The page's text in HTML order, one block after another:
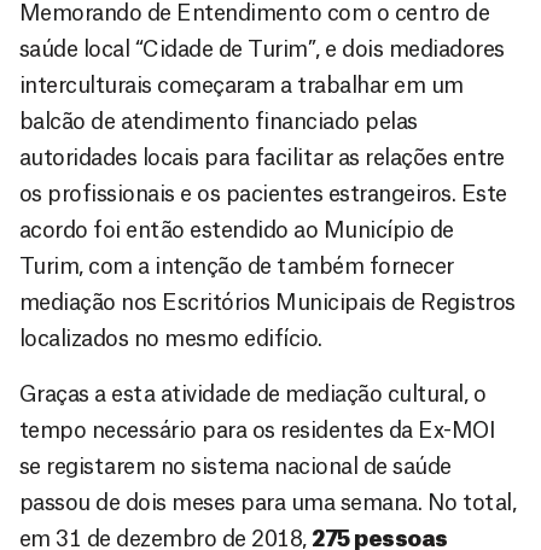
Memorando de Entendimento com o centro de
saúde local “Cidade de Turim”, e dois mediadores
interculturais começaram a trabalhar em um
balcão de atendimento financiado pelas
autoridades locais para facilitar as relações entre
os profissionais e os pacientes estrangeiros. Este
acordo foi então estendido ao Município de
Turim, com a intenção de também fornecer
mediação nos Escritórios Municipais de Registros
localizados no mesmo edifício.
Graças a esta atividade de mediação cultural, o
tempo necessário para os residentes da Ex-MOI
se registarem no sistema nacional de saúde
passou de dois meses para uma semana. No total,
em 31 de dezembro de 2018, 275 pessoas